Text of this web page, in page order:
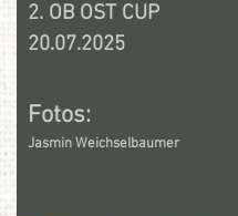
2. OB OST CUP
20.07.2025
Fotos:​
Jasmin Weichselbaumer